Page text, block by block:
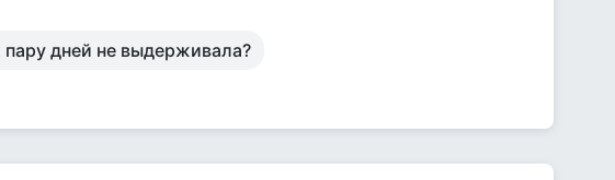
дней не выдерживала?